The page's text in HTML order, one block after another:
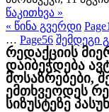
წაკითხვა »
« წინა გვერდი Page1
… Page56 შემდეგი
რედაქციის
დაიბეჭდება
მოსაზრებები,
ემთხვეოდეს
სიზუსტეზე